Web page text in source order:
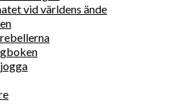
vid världens ände